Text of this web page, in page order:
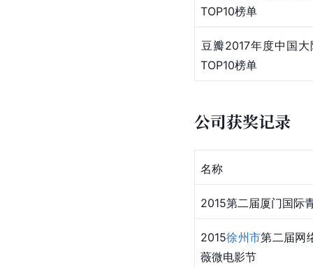
TOP10榜单
豆瓣2017年度中国
TOP10榜单
公司获奖记录
​名称
​2015第二届厦门国际
​2015徐州市第二届网
薇微电影节